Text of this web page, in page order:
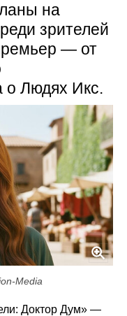
на
зрителей
— от
о Людях Икс.
Media
Доктор Дум» —